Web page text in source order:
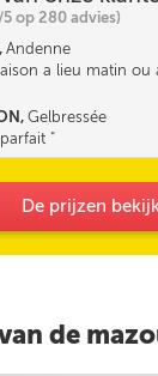
op 280 advies)
Andenne
a lieu matin ou
Gelbressée
De prijzen
de